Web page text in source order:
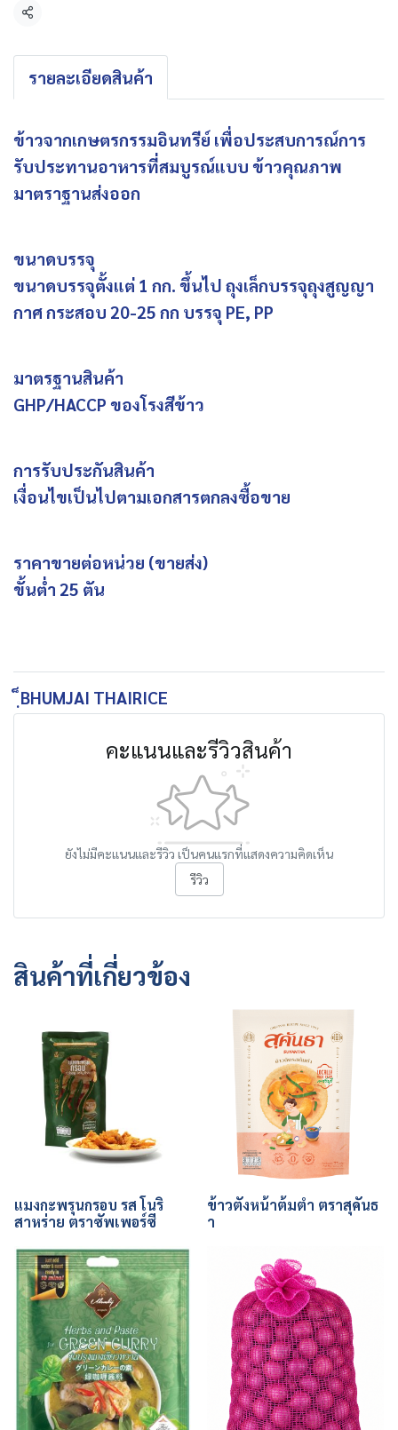
แชร์
รายละเอียดสินค้า
ข้าวจากเกษตรกรรมอินทรีย์ เพื่อประสบการณ์การ
รับประทานอาหารที่สมบูรณ์แบบ ข้าวคุณภาพ
มาตราฐานส่งออก
ขนาดบรรจุ
ขนาดบรรจุตั้งแต่ 1 กก. ขึ้นไป ถุงเล็กบรรจุถุงสูญญา
กาศ กระสอบ 20-25 กก บรรจุ PE, PP
มาตรฐานสินค้า
GHP/HACCP ของโรงสีข้าว
การรับประกันสินค้า
เงื่อนไขเป็นไปตามเอกสารตกลงซื้อขาย
ราคาขายต่อหน่วย (ขายส่ง)
ขั้นต่ำ 25 ตัน
ฺ็BHUMJAI THAIRICE
คะแนนและรีวิวสินค้า
ยังไม่มีคะแนนและรีวิว เป็นคนแรกที่แสดงความคิดเห็น
รีวิว
สินค้าที่เกี่ยวข้อง
แมงกะพรุนกรอบ รส โนริ
สาหร่าย ตราซัพเพอร์ซี
ข้าวตังหน้าต้มตำ ตราสุคันธ
า